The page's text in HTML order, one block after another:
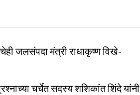
जलसंपदा मंत्री राधाकृष्ण विखे-
चर्चेत सदस्य शशिकांत शिंदे यांनी